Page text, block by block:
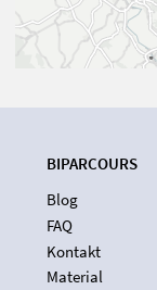
BIPARCOURS
Blog
FAQ
Kontakt
Material